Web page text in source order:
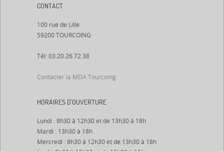
CONTACT
100 rue de Lille
59200 TOURCOING
Tél: 03.20.26.72.38
Contacter la MDA Tourcoing
HORAIRES D’OUVERTURE
Lundi : 8h30 à 12h30 et de 13h30 à 18h
Mardi : 13h30 à 18h
Mercredi : 8h30 à 12h30 et de 13h30 à 18h